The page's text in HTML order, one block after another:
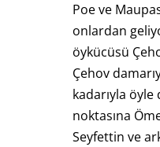
Poe ve
onlardan
öykücüsü
Çehov
kadarıyla
noktasına
Seyfettin ve